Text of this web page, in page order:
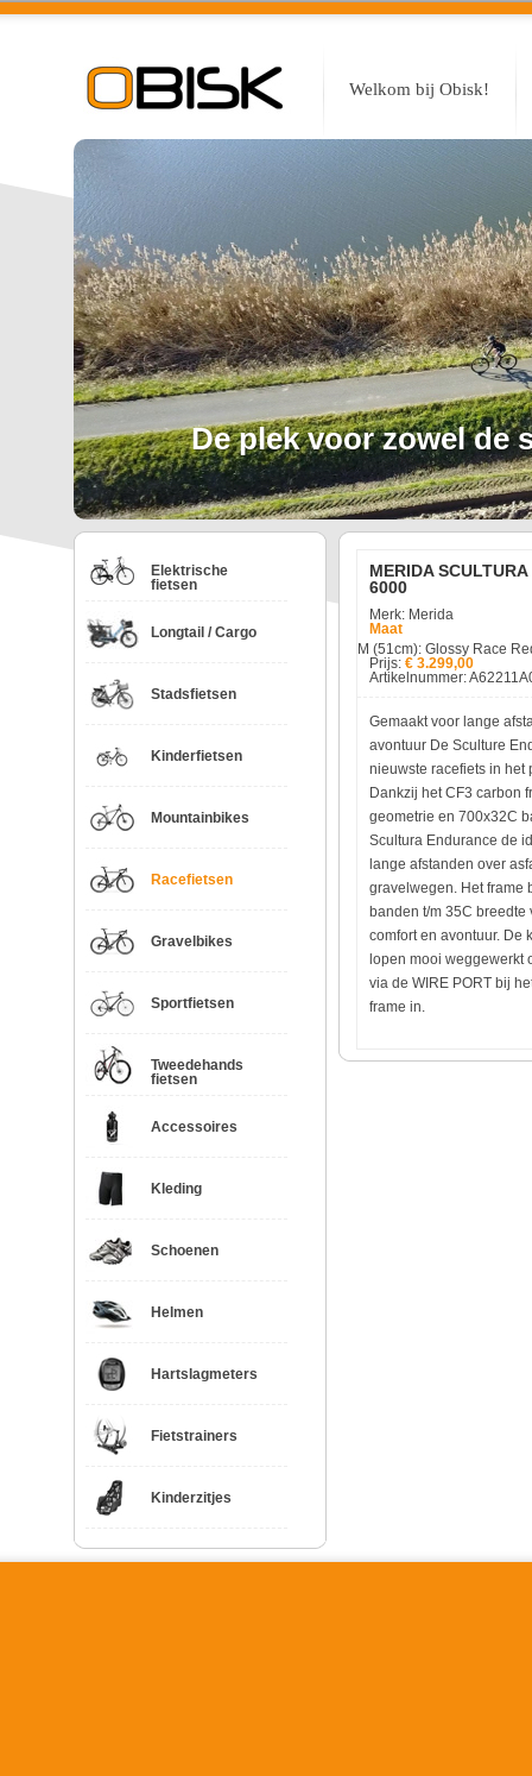
Welkom bij Obisk!
De plek voor zowel de
Elektrische
fietsen
Longtail / Cargo
Stadsfietsen
Kinderfietsen
Mountainbikes
Racefietsen
Gravelbikes
Sportfietsen
Tweedehands
fietsen
Accessoires
Kleding
Schoenen
Helmen
Hartslagmeters
Fietstrainers
Kinderzitjes
MERIDA
6000
Merk: Merida
Maat
M (51cm): Glossy Race
Prijs: € 3.299,00
Artikelnummer:
Gemaakt voor lange
avontuur De Sculture
nieuwste racefiets in het
Dankzij het CF3 carbon
geometrie en 700x32C
Scultura Endurance de
lange afstanden over
gravelwegen. Het frame
banden t/m 35C breedte
comfort en avontuur. De
lopen mooi weggewerkt
via de WIRE PORT bij
frame in.